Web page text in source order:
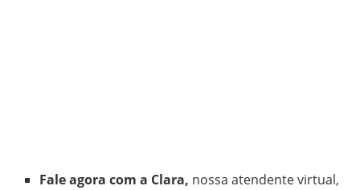
Fale agora com a Clara, nossa atendente virtual,